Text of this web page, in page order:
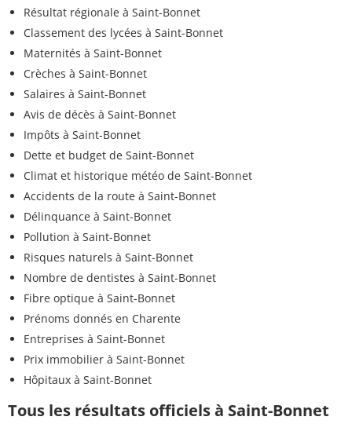
Résultat régionale à Saint-Bonnet
Classement des lycées à Saint-Bonnet
Maternités à Saint-Bonnet
Crèches à Saint-Bonnet
Salaires à Saint-Bonnet
Avis de décès à Saint-Bonnet
Impôts à Saint-Bonnet
Dette et budget de Saint-Bonnet
Climat et historique météo de Saint-Bonnet
Accidents de la route à Saint-Bonnet
Délinquance à Saint-Bonnet
Pollution à Saint-Bonnet
Risques naturels à Saint-Bonnet
Nombre de dentistes à Saint-Bonnet
Fibre optique à Saint-Bonnet
Prénoms donnés en Charente
Entreprises à Saint-Bonnet
Prix immobilier à Saint-Bonnet
Hôpitaux à Saint-Bonnet
Tous les résultats officiels à Saint-Bonnet